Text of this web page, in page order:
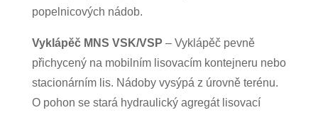
popelnicových nádob.
Vyklápěč MNS VSK/VSP – Vyklápěč pevně
přichycený na mobilním lisovacím kontejneru nebo
stacionárním lis. Nádoby vysýpá z úrovně terénu.
O pohon se stará hydraulický agregát lisovací